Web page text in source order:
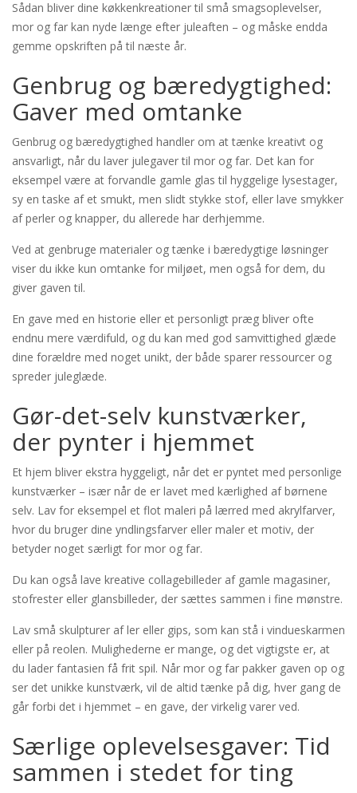
Sådan bliver dine køkkenkreationer til små smagsoplevelser,
mor og far kan nyde længe efter juleaften – og måske endda
gemme opskriften på til næste år.
Genbrug og bæredygtighed:
Gaver med omtanke
Genbrug og bæredygtighed handler om at tænke kreativt og
ansvarligt, når du laver julegaver til mor og far. Det kan for
eksempel være at forvandle gamle glas til hyggelige lysestager,
sy en taske af et smukt, men slidt stykke stof, eller lave smykker
af perler og knapper, du allerede har derhjemme.
Ved at genbruge materialer og tænke i bæredygtige løsninger
viser du ikke kun omtanke for miljøet, men også for dem, du
giver gaven til.
En gave med en historie eller et personligt præg bliver ofte
endnu mere værdifuld, og du kan med god samvittighed glæde
dine forældre med noget unikt, der både sparer ressourcer og
spreder juleglæde.
Gør-det-selv kunstværker,
der pynter i hjemmet
Et hjem bliver ekstra hyggeligt, når det er pyntet med personlige
kunstværker – især når de er lavet med kærlighed af børnene
selv. Lav for eksempel et flot maleri på lærred med akrylfarver,
hvor du bruger dine yndlingsfarver eller maler et motiv, der
betyder noget særligt for mor og far.
Du kan også lave kreative collagebilleder af gamle magasiner,
stofrester eller glansbilleder, der sættes sammen i fine mønstre.
Lav små skulpturer af ler eller gips, som kan stå i vindueskarmen
eller på reolen. Mulighederne er mange, og det vigtigste er, at
du lader fantasien få frit spil. Når mor og far pakker gaven op og
ser det unikke kunstværk, vil de altid tænke på dig, hver gang de
går forbi det i hjemmet – en gave, der virkelig varer ved.
Særlige oplevelsesgaver: Tid
sammen i stedet for ting